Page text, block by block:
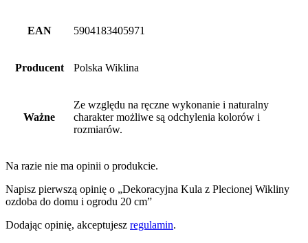
EAN 5904183405971
Producent Polska Wiklina
Ważne
Ze względu na ręczne wykonanie i naturalny
charakter możliwe są odchylenia kolorów i
rozmiarów.
Na razie nie ma opinii o produkcie.
Napisz pierwszą opinię o „Dekoracyjna Kula z Plecionej Wikliny
ozdoba do domu i ogrodu 20 cm”
Dodając opinię, akceptujesz regulamin.